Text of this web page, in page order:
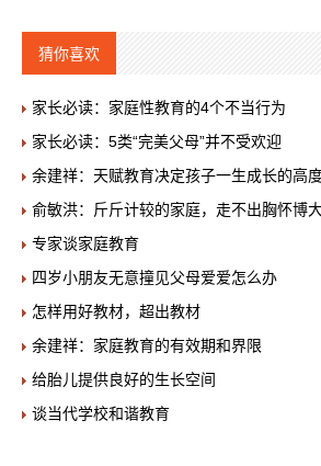
猜你喜欢
家长必读：家庭性教育的4个不当行为
家长必读：5类“完美父母”并不受欢迎
余建祥：天赋教育决定孩子一生成长的高
俞敏洪：斤斤计较的家庭，走不出胸怀博大
专家谈家庭教育
四岁小朋友无意撞见父母爱爱怎么办
怎样用好教材，超出教材
余建祥：家庭教育的有效期和界限
给胎儿提供良好的生长空间
谈当代学校和谐教育